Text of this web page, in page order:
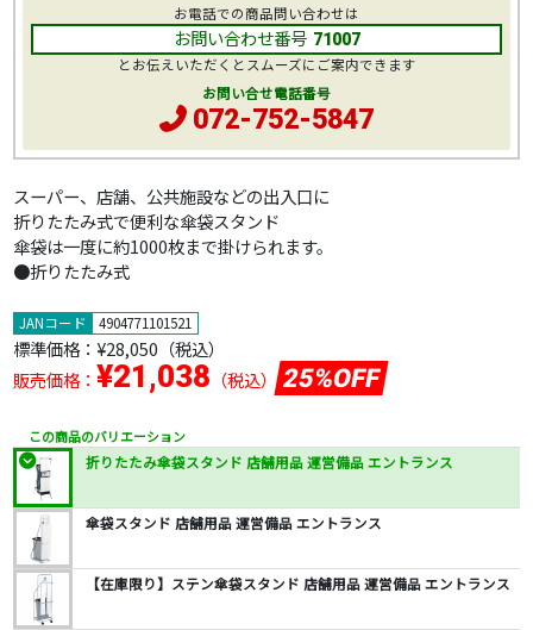
スーパー、店舗、公共施設などの出入口に
折りたたみ式で便利な傘袋スタンド
傘袋は一度に約1000枚まで掛けられます。
●折りたたみ式
JANコード 4904771101521
標準価格： ¥28,050 （税込）
販売価格： ¥21,038 （税込） 25%OFF
この商品のバリエーション
折りたたみ傘袋スタンド 店舗用品 運営備品 エントランス
傘袋スタンド 店舗用品 運営備品 エントランス
【在庫限り】ステン傘袋スタンド 店舗用品 運営備品 エントランス
お電話での商品問い合わせは
お問い合わせ番号 71007
とお伝えいただくとスムーズにご案内できます
お問い合せ電話番号
072-752-5847